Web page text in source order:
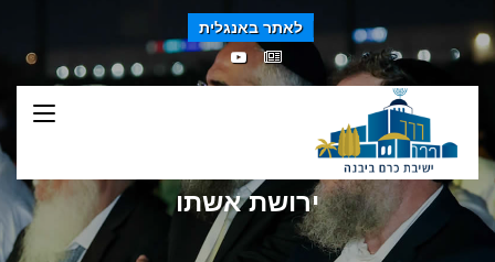
לאתר באנגלית
ירושת אשתו